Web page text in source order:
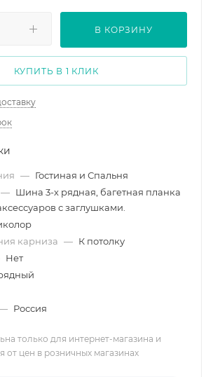
В КОРЗИНУ
КУПИТЬ В 1 КЛИК
— Гостиная и Спальня
— Шина 3-х рядная, багетная планка
с заглушками.
карниза — К потолку
Нет
Россия
только для интернет-магазина и
от цен в розничных магазинах